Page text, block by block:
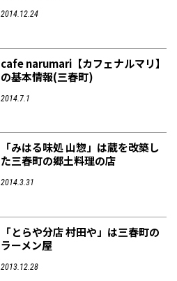
2014.12.24
cafe narumari【カフェナルマリ】
の基本情報(三春町)
2014.7.1
「みはる味処 山惣」は蔵を改築し
た三春町の郷土料理の店
2014.3.31
「とらや分店 村田や」は三春町の
ラーメン屋
2013.12.28